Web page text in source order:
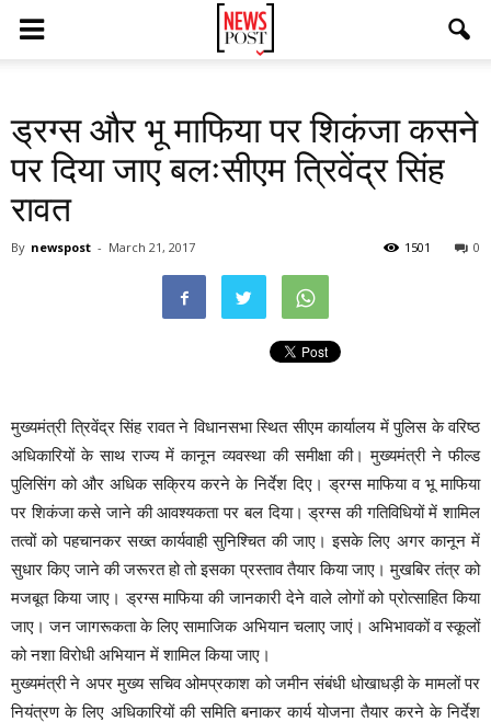
ड्रग्स और भू माफिया पर शिकंजा कसने
पर दिया जाए बलःसीएम त्रिवेंद्र सिंह
रावत
By newspost - March 21, 2017 0
1501
मुख्यमंत्री त्रिवेंद्र सिंह रावत ने विधानसभा स्थित सीएम कार्यालय में पुलिस के वरिष्ठ
अधिकारियों के साथ राज्य में कानून व्यवस्था की समीक्षा की। मुख्यमंत्री ने फील्ड
पुलिसिंग को और अधिक सक्रिय करने के निर्देश दिए। ड्रग्स माफिया व भू माफिया
पर शिकंजा कसे जाने की आवश्यकता पर बल दिया। ड्रग्स की गतिविधियों में शामिल
तत्वों को पहचानकर सख्त कार्यवाही सुनिश्चित की जाए। इसके लिए अगर कानून में
सुधार किए जाने की जरूरत हो तो इसका प्रस्ताव तैयार किया जाए। मुखबिर तंत्र को
मजबूत किया जाए। ड्रग्स माफिया की जानकारी देने वाले लोगों को प्रोत्साहित किया
जाए। जन जागरूकता के लिए सामाजिक अभियान चलाए जाएं। अभिभावकों व स्कूलों
को नशा विरोधी अभियान में शामिल किया जाए।
मुख्यमंत्री ने अपर मुख्य सचिव ओमप्रकाश को जमीन संबंधी धोखाधड़ी के मामलों पर
नियंत्रण के लिए अधिकारियों की समिति बनाकर कार्य योजना तैयार करने के निर्देश